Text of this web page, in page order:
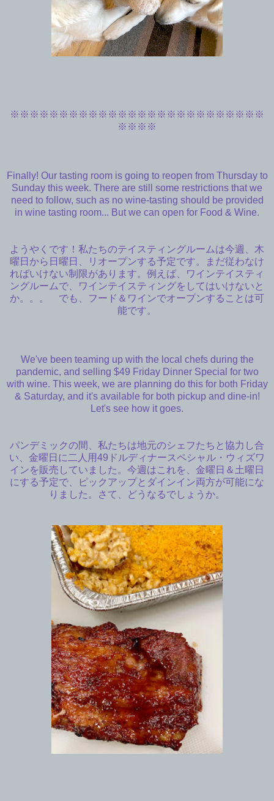
※※※※※ ※※※※※ ※※※※※ ※※※※※ ※※※※※ ※
※※※※
Finally! Our tasting room is going to reopen from Thursday to
Sunday this week. There are still some restrictions that we
need to follow, such as no wine-tasting should be provided
in wine tasting room... But we can open for Food & Wine.
ようやくです！私たちのテイスティングルームは今週、木
曜日から日曜日、リオープンする予定です。まだ従わなけ
ればいけない制限があります。例えば、ワインテイスティ
ングルームで、ワインテイスティングをしてはいけないと
か。。。 でも、フード＆ワインでオープンすることは可
能です。
We've been teaming up with the local chefs during the
pandemic, and selling $49 Friday Dinner Special for two
with wine. This week, we are planning do this for both Friday
& Saturday, and it's available for both pickup and dine-in!
Let's see how it goes.
パンデミックの間、私たちは地元のシェフたちと協力し合
い、金曜日に二人用49ドルディナースペシャル・ウィズワ
インを販売していました。今週はこれを、金曜日＆土曜日
にする予定で、ピックアップとダインイン両方が可能にな
りました。さて、どうなるでしょうか。